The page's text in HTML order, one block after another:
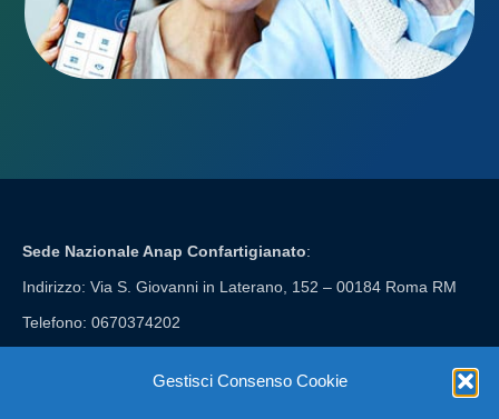
Gestisci Consenso Cookie
Sede Nazionale Anap Confartigianato:
Indirizzo: Via S. Giovanni in Laterano, 152 – 00184 Roma RM
Telefono: 0670374202